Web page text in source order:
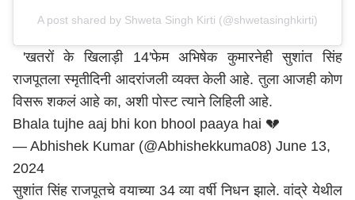
A post shared by Shweta Singh Kirti (@shwetasinghkirti)
'खतरों के खिलाड़ी 14'फेम अभिषेक कुमारनेही सुशांत सिंह
राजपूतला स्मृतीदिनी आदरांजली व्यक्त केली आहे. तुला आजही कोण
विसरू शकलं आहे का, अशी पोस्ट त्याने लिहिली आहे.
Bhala tujhe aaj bhi kon bhool paaya hai 💔
— Abhishek Kumar (@Abhishekkuma08) June 13,
2024
सुशांत सिंह राजपूतचे वयाच्या 34 व्या वर्षी निधन झाले. वांद्रे येथील